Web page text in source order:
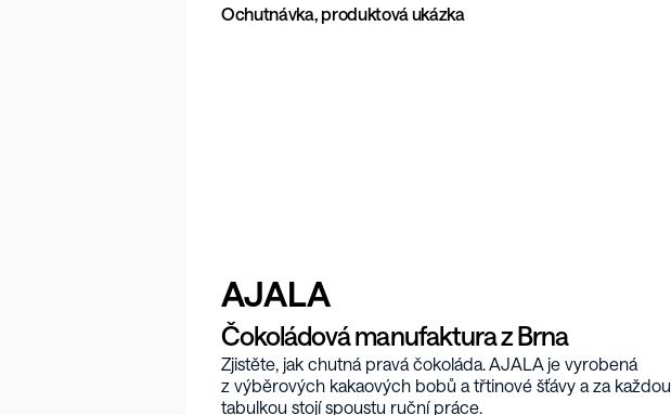
Ochutnávka, produktová ukázka
AJALA
Čokoládová manufaktura z Brna
Zjistěte, jak chutná pravá čokoláda. AJALA je vyrobená
z výběrových kakaových bobů a třtinové šťávy a za každou
tabulkou stojí spoustu ruční práce.